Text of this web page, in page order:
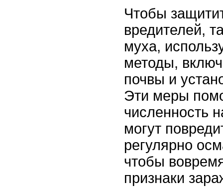
Чтобы
вредителей,
муха,
методы,
почвы и
Эти меры
численность
могут
регулярно
чтобы
признаки